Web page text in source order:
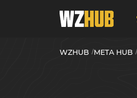
WZHUB META HUB